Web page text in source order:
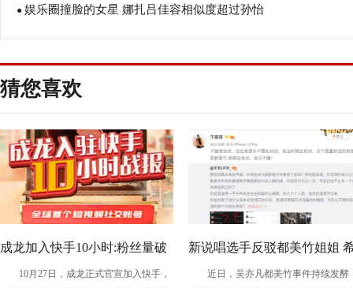
吕佳容新秀
● 娱乐圈撞脸的女星 娜扎吕佳容相似度超过孙怡
李沁
猜您喜欢
成龙加入快手10小时:粉丝量破
千万，首条视频播放量破2亿
10月27日，成龙正式官宣加入快手，
新说唱选手反驳都美竹姐姐
望你不要乱说话！
近日，吴亦凡都美竹事件持续发酵